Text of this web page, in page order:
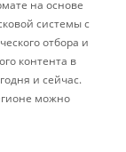
на основе
системы с
отбора и
контента в
и сейчас.
можно